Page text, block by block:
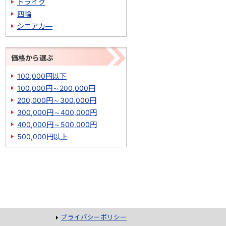
四輪
シニアカ―
価格から選ぶ
100,000円以下
100,000円～200,000円
200,000円～300,000円
300,000円～400,000円
400,000円～500,000円
500,000円以上
プライバシーポリシー